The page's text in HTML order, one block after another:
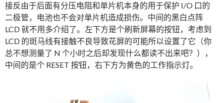
接反由于后面有分压电阻和单片机本身的用于保护 I/O 口的
二极管，电池也不会对单片机造成损伤。中间的黑白点阵
LCD 就不用多介绍了。左下方是个刷新屏幕的按钮，考虑到
LCD 的斑马线有接触不良导致花屏的可能所以设置了它（你
总不想测量了 N 个小时之后却发现什么都读不出来吧？），
中间的是个 RESET 按钮，右下方为黄色的工作指示灯。